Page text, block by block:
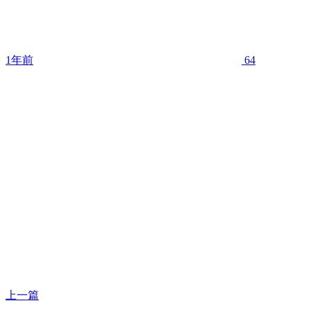
1年前 64
上一篇